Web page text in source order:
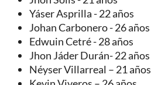
Yáser Asprilla - 22 años
Johan Carbonero - 26 años
Edwuin Cetré - 28 años
Jhon Jáder Durán- 22 años
Néyser Villarreal – 21 años